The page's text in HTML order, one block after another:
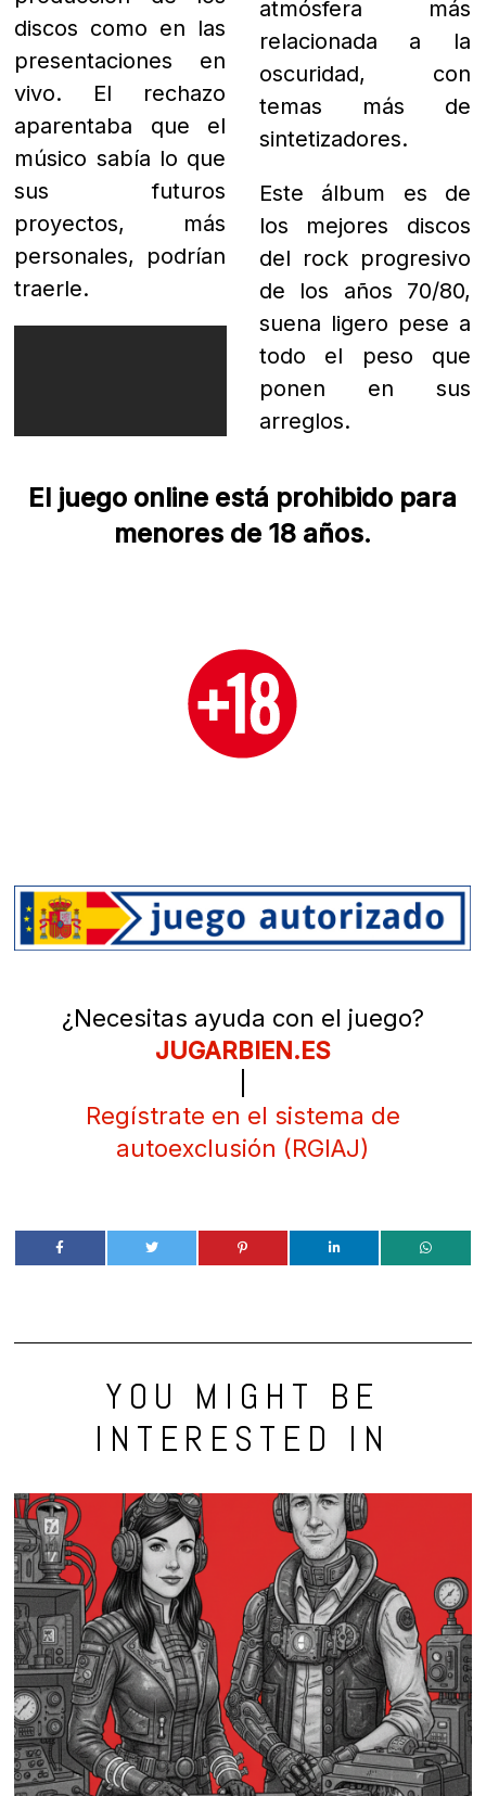
presentaciones en
vivo. El rechazo
aparentaba que el
músico sabía lo que
sus futuros
proyectos, más
personales, podrían
traerle.
relacionada a la
oscuridad, con
temas más de
sintetizadores.
los mejores discos
del rock progresivo
de los años 70/80,
suena ligero pese a
todo el peso que
ponen en sus
arreglos.
menores de 18 años.
JUGARBIEN.ES
|
autoexclusión (RGIAJ)
INTERESTED IN